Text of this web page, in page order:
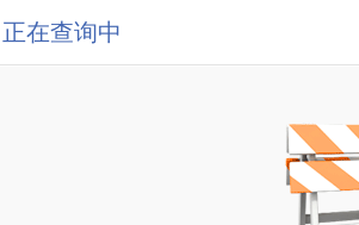
正在查询中